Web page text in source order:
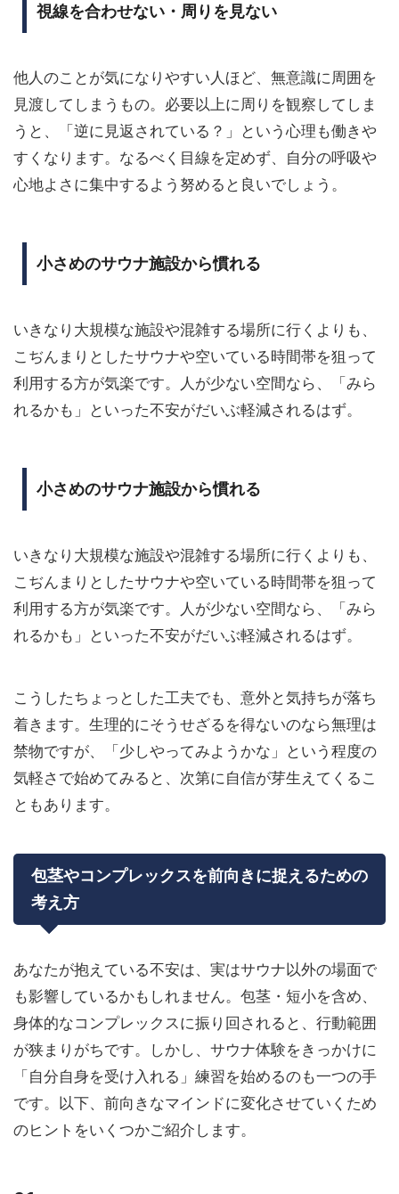
視線を合わせない・周りを見ない
他人のことが気になりやすい人ほど、無意識に周囲を
見渡してしまうもの。必要以上に周りを観察してしま
うと、「逆に見返されている？」という心理も働きや
すくなります。なるべく目線を定めず、自分の呼吸や
心地よさに集中するよう努めると良いでしょう。
小さめのサウナ施設から慣れる
いきなり大規模な施設や混雑する場所に行くよりも、
こぢんまりとしたサウナや空いている時間帯を狙って
利用する方が気楽です。人が少ない空間なら、「みら
れるかも」といった不安がだいぶ軽減されるはず。
小さめのサウナ施設から慣れる
いきなり大規模な施設や混雑する場所に行くよりも、
こぢんまりとしたサウナや空いている時間帯を狙って
利用する方が気楽です。人が少ない空間なら、「みら
れるかも」といった不安がだいぶ軽減されるはず。
こうしたちょっとした工夫でも、意外と気持ちが落ち
着きます。生理的にそうせざるを得ないのなら無理は
禁物ですが、「少しやってみようかな」という程度の
気軽さで始めてみると、次第に自信が芽生えてくるこ
ともあります。
包茎やコンプレックスを前向きに捉えるための
考え方
あなたが抱えている不安は、実はサウナ以外の場面で
も影響しているかもしれません。包茎・短小を含め、
身体的なコンプレックスに振り回されると、行動範囲
が狭まりがちです。しかし、サウナ体験をきっかけに
「自分自身を受け入れる」練習を始めるのも一つの手
です。以下、前向きなマインドに変化させていくため
のヒントをいくつかご紹介します。